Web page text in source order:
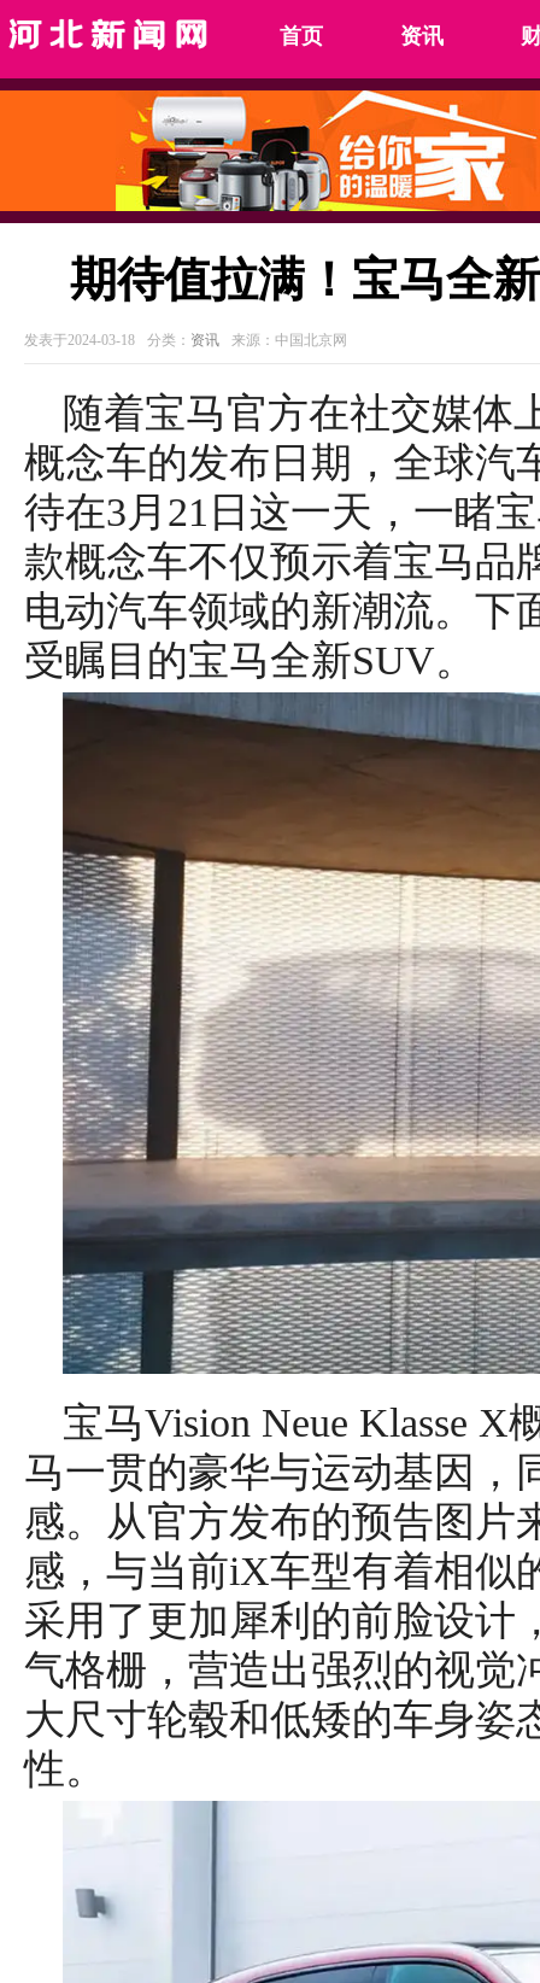
首页 资讯
期待值拉满！宝马全
发表于2024-03-18 分类： 资讯 来源：中国北京网
随着宝马官方在社交媒体
概念车的发布日期，全球汽
待在3月21日这一天，一睹
款概念车不仅预示着宝马品
电动汽车领域的新潮流。下
受瞩目的宝马全新SUV。
宝马Vision Neue Klasse
马一贯的豪华与运动基因，
感。从官方发布的预告图片
感，与当前iX车型有着相似
采用了更加犀利的前脸设计
气格栅，营造出强烈的视觉
大尺寸轮毂和低矮的车身姿
性。